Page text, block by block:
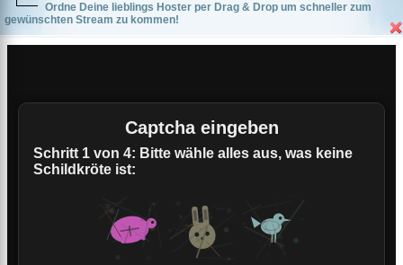
Ordne Deine lieblings Hoster per Drag & Drop um schneller zum
gewünschten Stream zu kommen!